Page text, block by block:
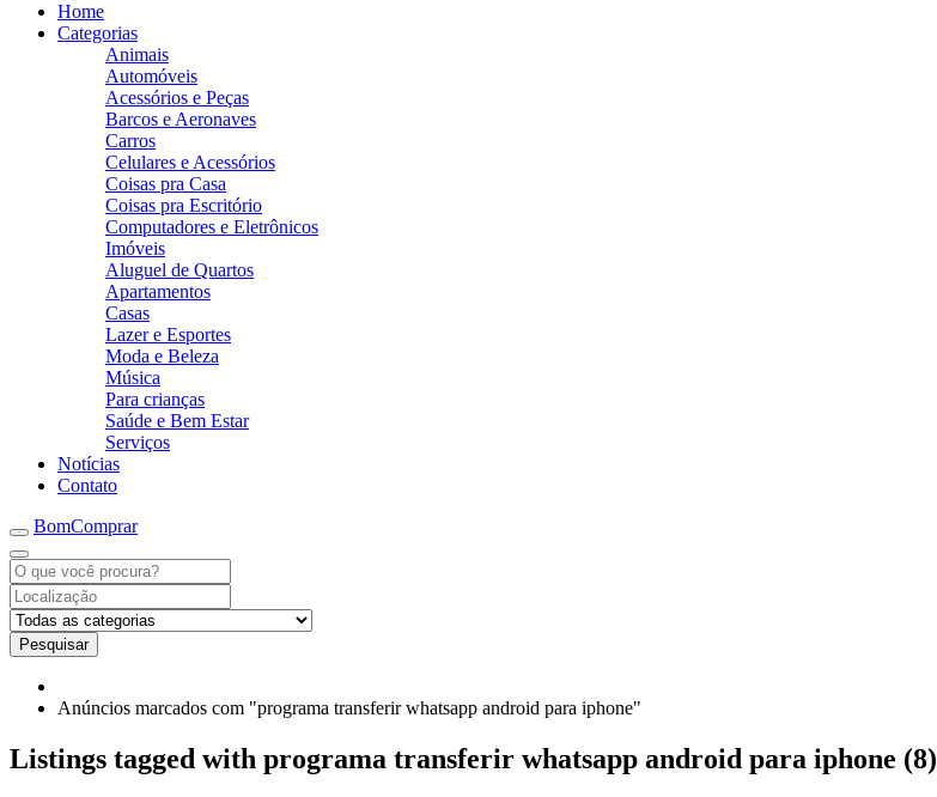
Home
Categorias
Animais
Automóveis
Acessórios e Peças
Barcos e Aeronaves
Carros
Celulares e Acessórios
Coisas pra Casa
Coisas pra Escritório
Computadores e Eletrônicos
Imóveis
Aluguel de Quartos
Apartamentos
Casas
Lazer e Esportes
Moda e Beleza
Música
Para crianças
Saúde e Bem Estar
Serviços
Notícias
Contato
BomComprar
Pesquisar
Anúncios marcados com "programa transferir whatsapp android para iphone"
Listings tagged with programa transferir whatsapp android para iphone (8)